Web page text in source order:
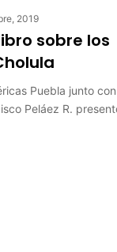
2019
sobre los
Puebla junto
Peláez R.